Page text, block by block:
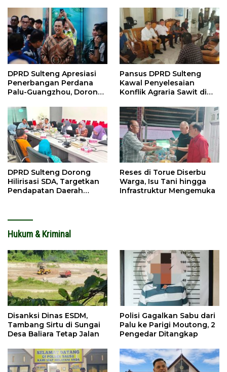
DPRD Sulteng Apresiasi
Penerbangan Perdana
Palu-Guangzhou, Dorong
Pansus DPRD Sulteng
Kawal Penyelesaian
Konflik Agraria Sawit di
DPRD Sulteng Dorong
Hilirisasi SDA, Targetkan
Pendapatan Daerah
Reses di Torue Diserbu
Warga, Isu Tani hingga
Infrastruktur Mengemuka
Hukum & Kriminal
Disanksi Dinas ESDM,
Tambang Sirtu di Sungai
Desa Baliara Tetap Jalan
Polisi Gagalkan Sabu dari
Palu ke Parigi Moutong, 2
Pengedar Ditangkap